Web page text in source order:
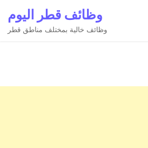
وظائف قطر اليوم
وظائف خالية بمختلف مناطق قطر